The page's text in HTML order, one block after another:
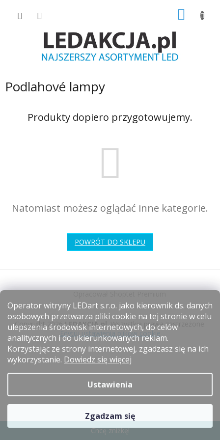
Operator witryny LEDart s.r.o. jako kierownik ds. danych
osobowych przetwarza pliki cookie na tej stronie w celu
ulepszenia środowisk internetowych, do celów
analitycznych i do ukierunkowanych reklam.
Korzystając ze strony internetowej, zgadzasz się na ich
wykorzystanie. Dowiedz się więcej
Ustawienia
Zgadzam się
Podlahové lampy
Produkty dopiero przygotowujemy.
Natomiast możesz oglądać inne kategorie.
POWRÓT DO SKLEPU
S
o
Copyright 2026LEDAKCJA.pl. Wszystkie prawa zastrzeżone.
Edytuj ustawienia plików cookie
Chcę zniżkę!